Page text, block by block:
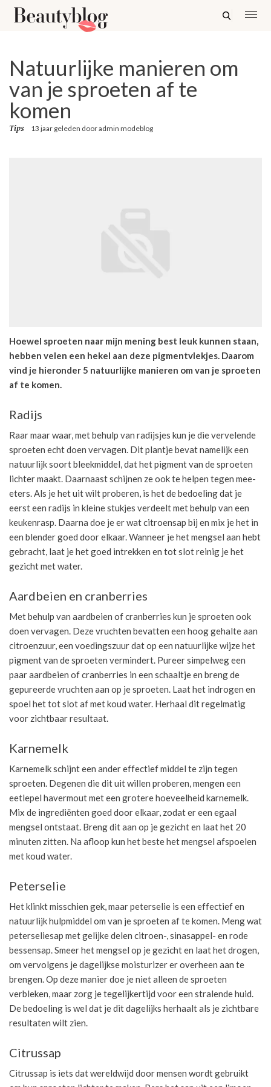
Natuurlijke manieren om
van je sproeten af te
komen
Tips 13 jaar geleden dooradmin modeblog
Hoewel sproeten naar mijn mening best leuk kunnen staan,
hebben velen een hekel aan deze pigmentvlekjes. Daarom
vind je hieronder 5 natuurlijke manieren om van je sproeten
af te komen.
Radijs
Raar maar waar, met behulp van radijsjes kun je die vervelende
sproeten echt doen vervagen. Dit plantje bevat namelijk een
natuurlijk soort bleekmiddel, dat het pigment van de sproeten
lichter maakt. Daarnaast schijnen ze ook te helpen tegen mee-
eters. Als je het uit wilt proberen, is het de bedoeling dat je
eerst een radijs in kleine stukjes verdeelt met behulp van een
keukenrasp. Daarna doe je er wat citroensap bij en mix je het in
een blender goed door elkaar. Wanneer je het mengsel aan hebt
gebracht, laat je het goed intrekken en tot slot reinig je het
gezicht met water.
Aardbeien en cranberries
Met behulp van aardbeien of cranberries kun je sproeten ook
doen vervagen. Deze vruchten bevatten een hoog gehalte aan
citroenzuur, een voedingszuur dat op een natuurlijke wijze het
pigment van de sproeten vermindert. Pureer simpelweg een
paar aardbeien of cranberries in een schaaltje en breng de
gepureerde vruchten aan op je sproeten. Laat het indrogen en
spoel het tot slot af met koud water. Herhaal dit regelmatig
voor zichtbaar resultaat.
Karnemelk
Karnemelk schijnt een ander effectief middel te zijn tegen
sproeten. Degenen die dit uit willen proberen, mengen een
eetlepel havermout met een grotere hoeveelheid karnemelk.
Mix de ingrediënten goed door elkaar, zodat er een egaal
mengsel ontstaat. Breng dit aan op je gezicht en laat het 20
minuten zitten. Na afloop kun het beste het mengsel afspoelen
met koud water.
Peterselie
Het klinkt misschien gek, maar peterselie is een effectief en
natuurlijk hulpmiddel om van je sproeten af te komen. Meng wat
peterseliesap met gelijke delen citroen-, sinasappel- en rode
bessensap. Smeer het mengsel op je gezicht en laat het drogen,
om vervolgens je dagelijkse moisturizer er overheen aan te
brengen. Op deze manier doe je niet alleen de sproeten
verbleken, maar zorg je tegelijkertijd voor een stralende huid.
De bedoeling is wel dat je dit dagelijks herhaalt als je zichtbare
resultaten wilt zien.
Citrussap
Citrussap is iets dat wereldwijd door mensen wordt gebruikt